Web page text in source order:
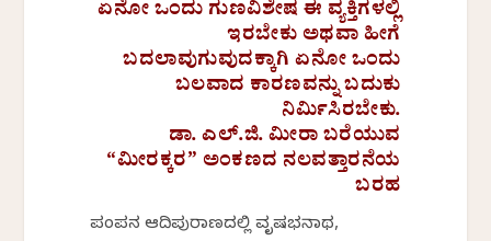
ಏನೋ ಒಂದು ಗುಣವಿಶೇಷ ಈ ವ್ಯಕ್ತಿಗಳಲ್ಲಿ
ಇರಬೇಕು ಅಥವಾ ಹೀಗೆ
ಬದಲಾವುಗುವುದಕ್ಕಾಗಿ ಏನೋ ಒಂದು
ಬಲವಾದ ಕಾರಣವನ್ನು ಬದುಕು
ನಿರ್ಮಿಸಿರಬೇಕು.
ಡಾ.ಎಲ್.ಜಿ.ಮೀರಾಬರೆಯುವ
“ಮೀರಕ್ಕರ” ಅಂಕಣದ ನಲವತ್ತಾರನೆಯ
ಬರಹ
ಪಂಪನ ಆದಿಪುರಾಣದಲ್ಲಿ ವೃಷಭನಾಥ,